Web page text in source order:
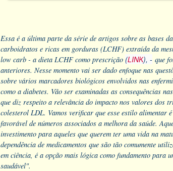
Essa é a última parte da série de artigos sobre as bases
carboidratos e ricas em gorduras (LCHF) extraída da
low carb - a dieta LCHF como prescrição (LINK), - que
anteriores. Nesse momento vai ser dado enfoque nas
sobre vários marcadores biológicos envolvidos nas
como a diabetes. Vão ser examinadas as consequências
que diz respeito a relevância do impacto nos valores dos
colesterol LDL. Vamos verificar que esse estilo alimentar
favorável de números associados a melhora da saúde.
investimento para aqueles que querem ter uma vida na
dependência de medicamentos que são tão comumente
em ciência, é a opção mais lógica como fundamento para
saudável".